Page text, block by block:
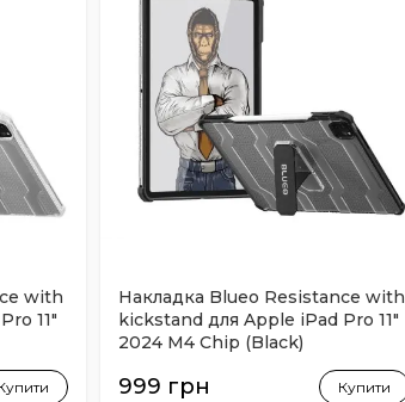
with
11"
Накладка Blueo Resistance with
kickstand для Apple iPad Pro 11"
2024 M4 Chip (Black)
999 грн Купити